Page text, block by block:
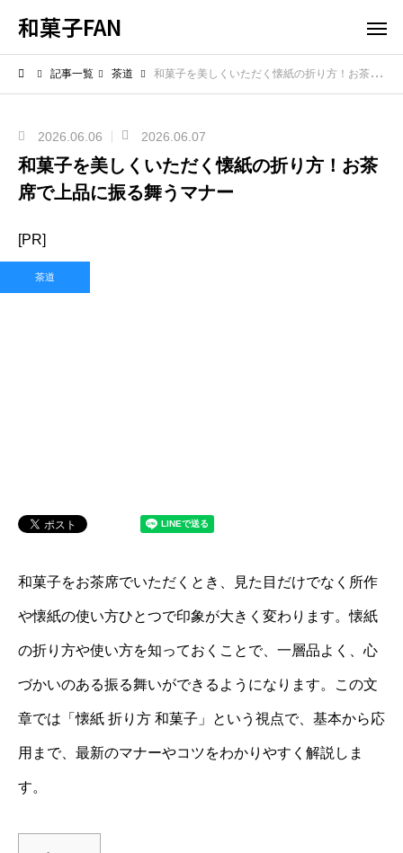
和菓子FAN
記事一覧 茶道 和菓子を美しくいただく懐紙の折り方！お茶席で上品に振る舞うマナー
2026.06.06 2026.06.07
和菓子を美しくいただく懐紙の折り方！お茶
席で上品に振る舞うマナー
[PR]
茶道
和菓子をお茶席でいただくとき、見た目だけでなく所作
や懐紙の使い方ひとつで印象が大きく変わります。懐紙
の折り方や使い方を知っておくことで、一層品よく、心
づかいのある振る舞いができるようになります。この文
章では「懐紙 折り方 和菓子」という視点で、基本から応
用まで、最新のマナーやコツをわかりやすく解説しま
す。